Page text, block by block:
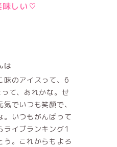
味しい♡
は
味のアイスって、6
て、あれかな。せ
でいつも笑顔で、
。いつもがんばって
ライブランキング1
う。これからもよろ